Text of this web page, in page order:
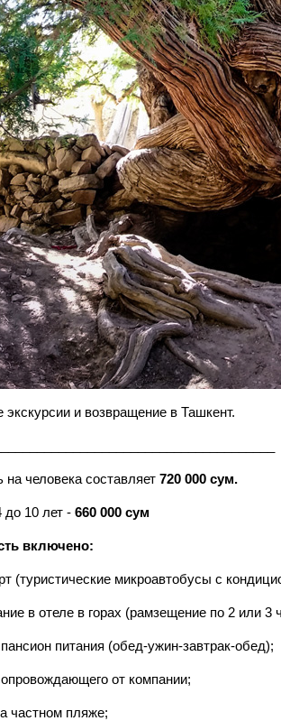
экскурсии и возвращение в Ташкент.
на человека составляет 720 000 сум.
до 10 лет - 660 000 сум
включено:
(туристические микроавтобусы с
в отеле в горах (рамзещение по 2 или 3
питания (обед-ужин-завтрак-обед);
от компании;
частном пляже;